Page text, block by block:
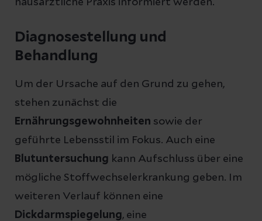
hausärztliche Praxis informiert werden.
Diagnosestellung und
Behandlung
Um der Ursache auf den Grund zu gehen,
stehen zunächst die
Ernährungsgewohnheiten sowie der
geführte Lebensstil im Fokus. Auch eine
Blutuntersuchung kann Aufschluss über eine
mögliche Stoffwechselerkrankung geben. Im
weiteren Verlauf können eine
Dickdarmspiegelung, eine